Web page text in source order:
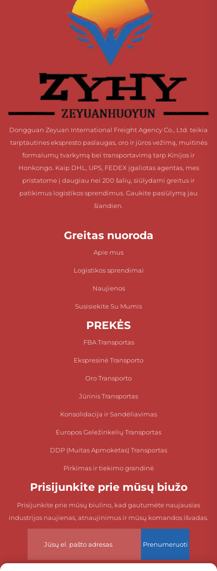
Dongguan Zeyuan International Freight Agency Co., Ltd. teikia
tarptautines ekspresto paslaugas, oro ir jūros vežimą, muitinės
formalumų tvarkymą bei transportavimą tarp Kinijos ir
Honkongo. Kaip DHL, UPS, FEDEX įgaliotas agentas, mes
pristatome į daugiau nei 200 šalių, siūlydami greitus ir
patikimus logistikos sprendimus. Gaukite pasiūlymą jau
šiandien.
Greitas nuoroda
Apie mus
Logistikos sprendimai
Naujienos
Susisiekite Su Mumis
PREKĖS
FBA Transportas
Ekspresinė Transporto
Oro Transporto
Jūrinis Transportas
Konsolidacija ir Sandėliavimas
Europos Geležinkelių Transportas
DDP (Muitas Apmokėtas) Transportas
Pirkimas ir tiekimo grandinė
Prisijunkite prie mūsų biužo
Prisijunkite prie mūsų biulino, kad gautumėte naujausias
industrijos naujienas, atnaujinimus ir mūsų komandos išvadas.
Prenumeruoti